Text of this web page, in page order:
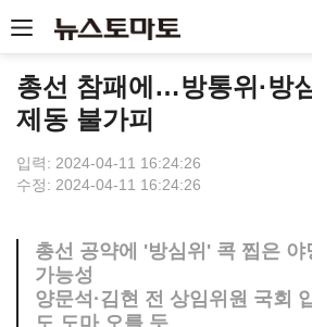
총선 참패에…방통위·방
제동 불가피
입력: 2024-04-11 16:24:26
수정: 2024-04-11 16:24:26
총선 공약에 '방심위' 콕 찝은
가능성
양문석·김현 전 상임위원 국회
도 도마 오를 듯